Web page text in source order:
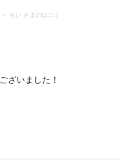
ちい さまの口コミ
ざいました！